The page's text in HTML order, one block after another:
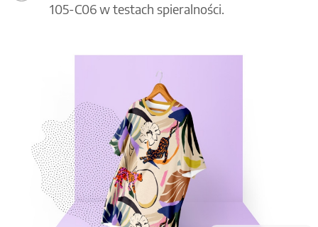
105-C06 w testach spieralności.